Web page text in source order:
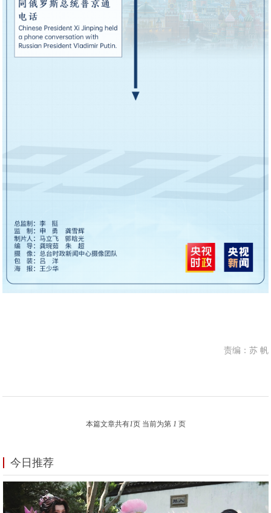
责编：苏 帆
本篇文章共有1页 当前为第 1 页
今日推荐